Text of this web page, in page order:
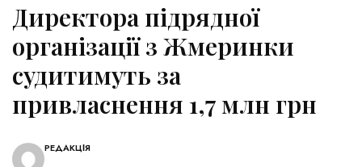
Директора підрядної
організації з Жмеринки
судитимуть за
привласнення 1,7 млн грн
РЕДАКЦІЯ